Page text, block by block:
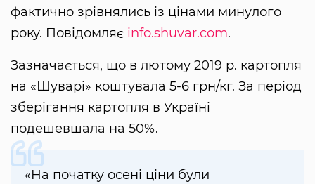
фактично зрівнялись із цінами минулого
року. Повідомляє info.shuvar.com.
Зазначається, що в лютому 2019 р. картопля
на «Шуварі» коштувала 5-6 грн/кг. За період
зберігання картопля в Україні
подешевшала на 50%.
«На початку осені ціни були